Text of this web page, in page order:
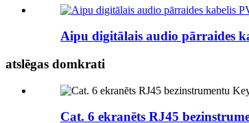
Aipu digitālais audio pārraides
atslēgas domkrati
Cat. 6 ekranēts RJ45